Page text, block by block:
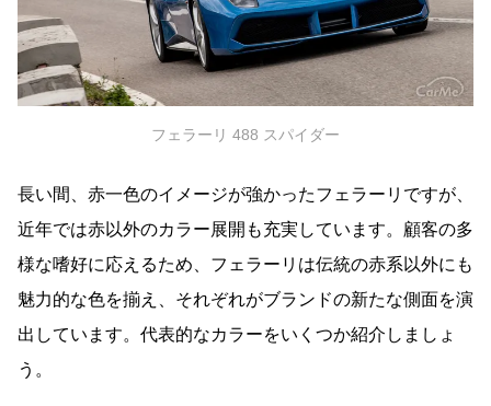
フェラーリ 488 スパイダー
長い間、赤一色のイメージが強かったフェラーリですが、
近年では赤以外のカラー展開も充実しています。顧客の多
様な嗜好に応えるため、フェラーリは伝統の赤系以外にも
魅力的な色を揃え、それぞれがブランドの新たな側面を演
出しています。代表的なカラーをいくつか紹介しましょ
う。